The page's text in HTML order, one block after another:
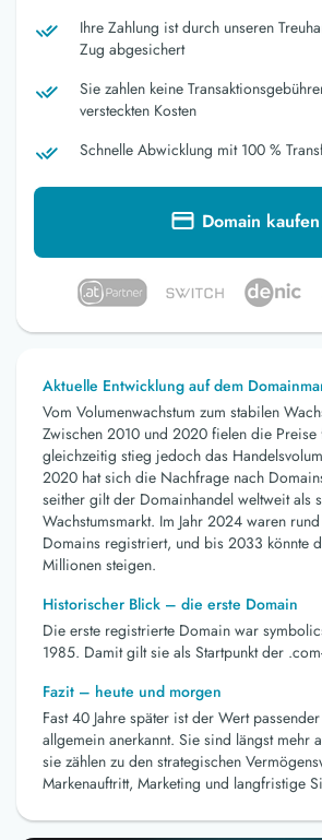
Ihre Zahlung ist durch unseren
Zug abgesichert
Sie zahlen keine
versteckten Kosten
Schnelle Abwicklung mit 100 %
Domain kaufen
Aktuelle Entwicklung auf dem
Vom Volumenwachstum zum stabilen
Zwischen 2010 und 2020 fielen die
gleichzeitig stieg jedoch das
2020 hat sich die Nachfrage nach
seither gilt der Domainhandel weltweit als
Wachstumsmarkt. Im Jahr 2024 waren
Domains registriert, und bis 2033 könnte
Millionen steigen.
Historischer Blick – die erste Domain
Die erste registrierte Domain war
1985. Damit gilt sie als Startpunkt der
Fazit – heute und morgen
Fast 40 Jahre später ist der Wert
allgemein anerkannt. Sie sind längst mehr
sie zählen zu den strategischen
Markenauftritt, Marketing und langfristige